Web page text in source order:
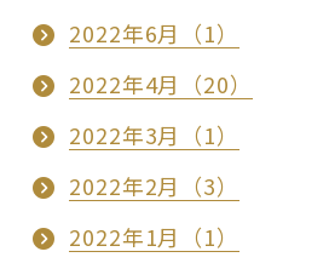
2022年6月（1）
2022年4月（20）
2022年3月（1）
2022年2月（3）
2022年1月（1）